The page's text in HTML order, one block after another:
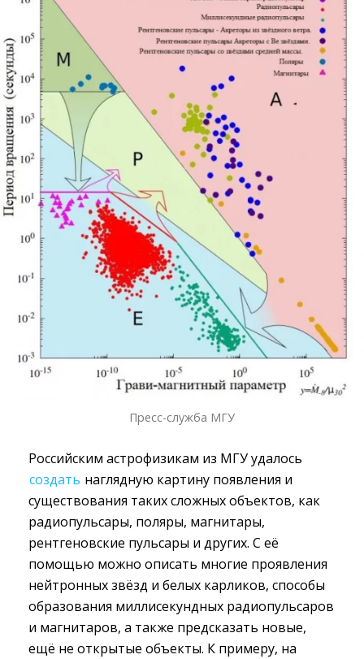
Пресс-служба МГУ
Российским астрофизикам из МГУ удалось
создать наглядную картину появления и
существования таких сложных объектов, как
радиопульсары, поляры, магнитары,
рентгеновские пульсары и других. С её
помощью можно описать многие проявления
нейтронных звёзд и белых карликов, способы
образования миллисекундных радиопульсаров
и магнитаров, а также предсказать новые,
ещё не открытые объекты. К примеру, на